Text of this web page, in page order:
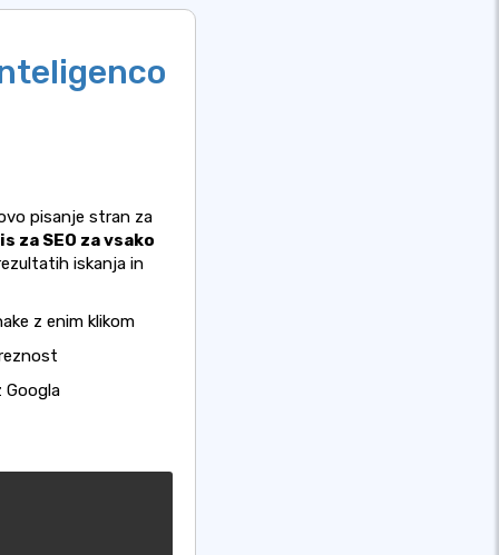
pisanje stran za
za SEO za vsako
iskanja in
z enim klikom
Googla